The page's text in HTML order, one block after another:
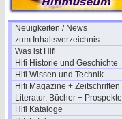
Neuigkeiten / News
zum Inhaltsverzeichnis
Was ist Hifi
Hifi Historie und Geschichte
Hifi Wissen und Technik
Hifi Magazine + Zeitschriften
Literatur, Bücher + Prospekte
Hifi Kataloge